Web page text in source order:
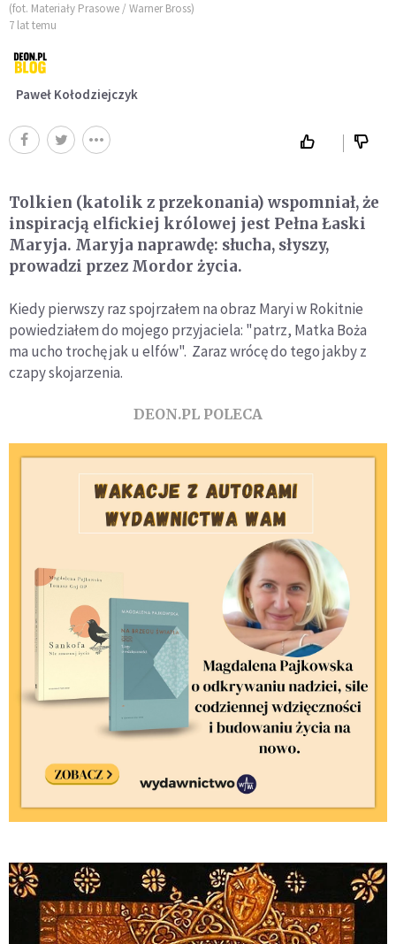
(fot. Materiały Prasowe / Warner Bross)
7 lat temu
Paweł Kołodziejczyk
Tolkien (katolik z przekonania) wspomniał, że
inspiracją elfickiej królowej jest Pełna Łaski
Maryja. Maryja naprawdę: słucha, słyszy,
prowadzi przez Mordor życia.
Kiedy pierwszy raz spojrzałem na obraz Maryi w Rokitnie
powiedziałem do mojego przyjaciela: "patrz, Matka Boża
ma ucho trochę jak u elfów". Zaraz wrócę do tego jakby z
czapy skojarzenia.
DEON.PL POLECA